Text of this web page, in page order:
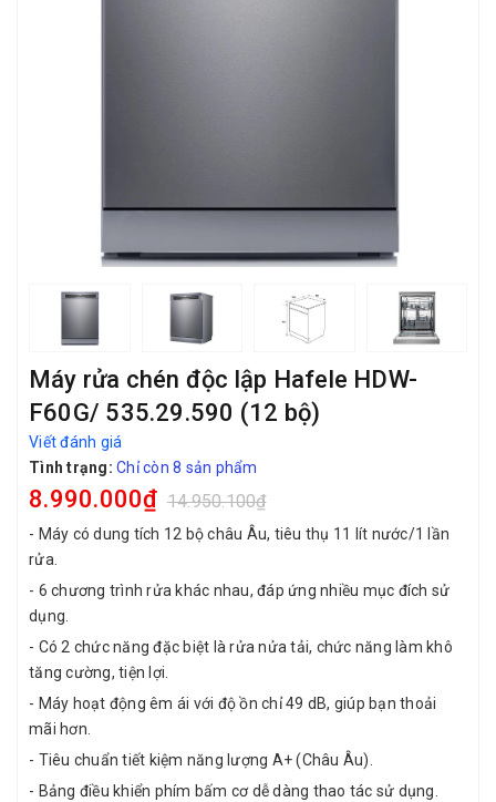
Máy rửa chén độc lập Hafele HDW-
F60G/ 535.29.590 (12 bộ)
Viết đánh giá
Tình trạng: Chỉ còn 8 sản phẩm
8.990.000₫ 14.950.100₫
- Máy có dung tích 12 bộ châu Âu, tiêu thụ 11 lít nước/1 lần
rửa.
- 6 chương trình rửa khác nhau, đáp ứng nhiều mục đích sử
dụng.
- Có 2 chức năng đặc biệt là rửa nửa tải, chức năng làm khô
tăng cường, tiện lợi.
- Máy hoạt động êm ái với độ ồn chỉ 49 dB, giúp bạn thoải
mãi hơn.
- Tiêu chuẩn tiết kiệm năng lượng A+ (Châu Âu).
- Bảng điều khiển phím bấm cơ dễ dàng thao tác sử dụng.